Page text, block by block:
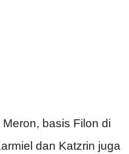
basis Filon di
dan Katzrin juga